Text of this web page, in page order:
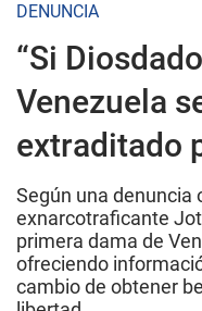
DENUNCIA
“Si
Venezuela
extraditado
Según una denuncia
exnarcotraficante
primera dama de
ofreciendo
cambio de obtener